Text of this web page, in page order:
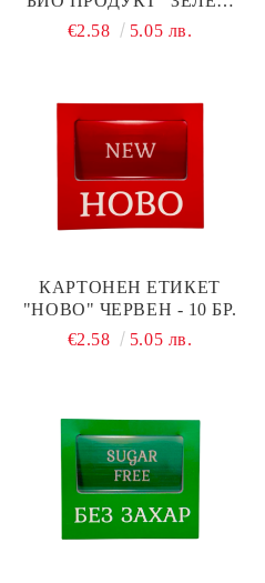
10 БР.
€2.58 5.05 лв.
КАРТОНЕН ЕТИКЕТ
"НОВО" ЧЕРВЕН - 10 БР.
€2.58
5.05 лв.